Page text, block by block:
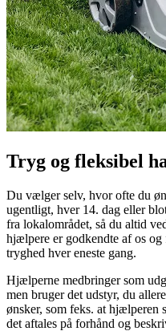
Tryg og fleksibel
Du vælger selv, hvor ofte du
ugentligt, hver 14. dag eller
fra lokalområdet, så du altid
hjælpere er godkendte af os
tryghed hver eneste gang.
Hjælperne medbringer som
men bruger det udstyr, du
ønsker, som feks. at hjælperen
det aftales på forhånd og